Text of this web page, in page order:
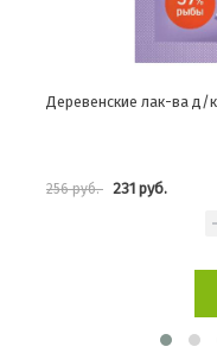
Деревенские лак-ва д/
256 руб. 231 руб.